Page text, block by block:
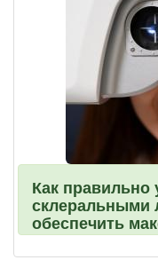
Как правильно
склеральными
обеспечить